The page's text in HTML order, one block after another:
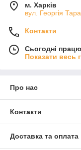
м. Харків
вул. Георгія
Контакти
Сьогодні
Показати весь
Про нас
Контакти
Доставка та оплата